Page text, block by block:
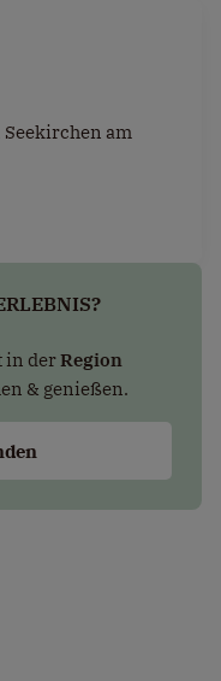
am
in derRegion
& genießen.